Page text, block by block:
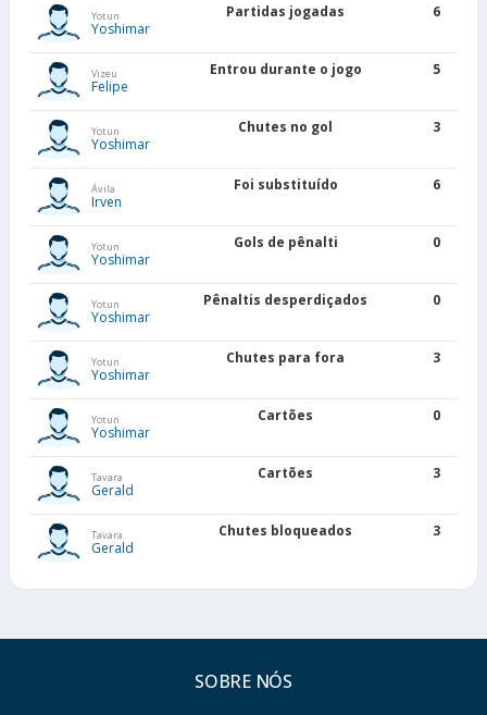
Yotun
Yoshimar
Partidas jogadas 6
Vizeu
Felipe
Entrou durante o jogo 5
Yotun
Yoshimar
Chutes no gol 3
Ávila
Irven
Foi substituído 6
Yotun
Yoshimar
Gols de pênalti 0
Yotun
Yoshimar
Pênaltis desperdiçados 0
Yotun
Yoshimar
Chutes para fora 3
Yotun
Yoshimar
Cartões 0
Tavara
Gerald
Cartões 3
Tavara
Gerald
Chutes bloqueados 3
SOBRE NÓS